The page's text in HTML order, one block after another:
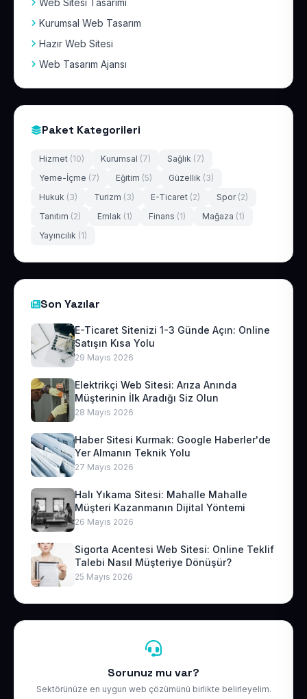
Web Sitesi Tasarımı
Kurumsal Web Tasarım
Hazır Web Sitesi
Web Tasarım Ajansı
Paket Kategorileri
Hizmet (10) Kurumsal (7) Sağlık (7)
Yeme-İçme (7) Eğitim (5) Güzellik (3)
Hukuk (3) Turizm (3) E-Ticaret (2) Spor (2)
Tanıtım (2) Emlak (1) Finans (1) Mağaza (1)
Yayıncılık (1)
Son Yazılar
E-Ticaret Sitenizi 1-3 Günde Açın: Online
Satışın Kısa Yolu
29 Mayıs 2026
Elektrikçi Web Sitesi: Arıza Anında
Müşterinin İlk Aradığı Siz Olun
28 Mayıs 2026
Haber Sitesi Kurmak: Google Haberler'de
Yer Almanın Teknik Yolu
27 Mayıs 2026
Halı Yıkama Sitesi: Mahalle Mahalle
Müşteri Kazanmanın Dijital Yöntemi
26 Mayıs 2026
Sigorta Acentesi Web Sitesi: Online Teklif
Talebi Nasıl Müşteriye Dönüşür?
25 Mayıs 2026
Sorunuz mu var?
Sektörünüze en uygun web çözümünü birlikte belirleyelim.